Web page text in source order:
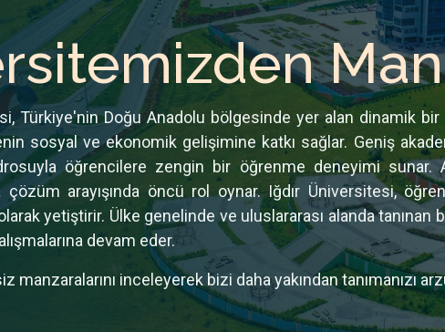
Türkiye'nin Doğu Anadolu bölgesinde yer alan dinamik
sosyal ve ekonomik gelişimine katkı sağlar. Geniş
öğrencilere zengin bir öğrenme deneyimi sunar.
arayışında öncü rol oynar. Iğdır Üniversitesi,
yetiştirir. Ülke genelinde ve uluslararası alanda
devam eder.
manzaralarını inceleyerek bizi daha yakından tanımanızı